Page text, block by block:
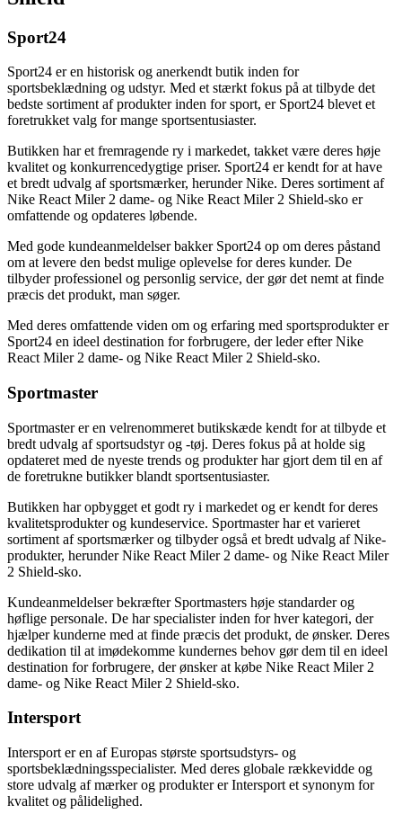
Sport24
Sport24 er en historisk og anerkendt butik inden for
sportsbeklædning og udstyr. Med et stærkt fokus på at tilbyde det
bedste sortiment af produkter inden for sport, er Sport24 blevet et
foretrukket valg for mange sportsentusiaster.
Butikken har et fremragende ry i markedet, takket være deres høje
kvalitet og konkurrencedygtige priser. Sport24 er kendt for at have
et bredt udvalg af sportsmærker, herunder Nike. Deres sortiment af
Nike React Miler 2 dame- og Nike React Miler 2 Shield-sko er
omfattende og opdateres løbende.
Med gode kundeanmeldelser bakker Sport24 op om deres påstand
om at levere den bedst mulige oplevelse for deres kunder. De
tilbyder professionel og personlig service, der gør det nemt at finde
præcis det produkt, man søger.
Med deres omfattende viden om og erfaring med sportsprodukter er
Sport24 en ideel destination for forbrugere, der leder efter Nike
React Miler 2 dame- og Nike React Miler 2 Shield-sko.
Sportmaster
Sportmaster er en velrenommeret butikskæde kendt for at tilbyde et
bredt udvalg af sportsudstyr og -tøj. Deres fokus på at holde sig
opdateret med de nyeste trends og produkter har gjort dem til en af
de foretrukne butikker blandt sportsentusiaster.
Butikken har opbygget et godt ry i markedet og er kendt for deres
kvalitetsprodukter og kundeservice. Sportmaster har et varieret
sortiment af sportsmærker og tilbyder også et bredt udvalg af Nike-
produkter, herunder Nike React Miler 2 dame- og Nike React Miler
2 Shield-sko.
Kundeanmeldelser bekræfter Sportmasters høje standarder og
høflige personale. De har specialister inden for hver kategori, der
hjælper kunderne med at finde præcis det produkt, de ønsker. Deres
dedikation til at imødekomme kundernes behov gør dem til en ideel
destination for forbrugere, der ønsker at købe Nike React Miler 2
dame- og Nike React Miler 2 Shield-sko.
Intersport
Intersport er en af Europas største sportsudstyrs- og
sportsbeklædningsspecialister. Med deres globale rækkevidde og
store udvalg af mærker og produkter er Intersport et synonym for
kvalitet og pålidelighed.